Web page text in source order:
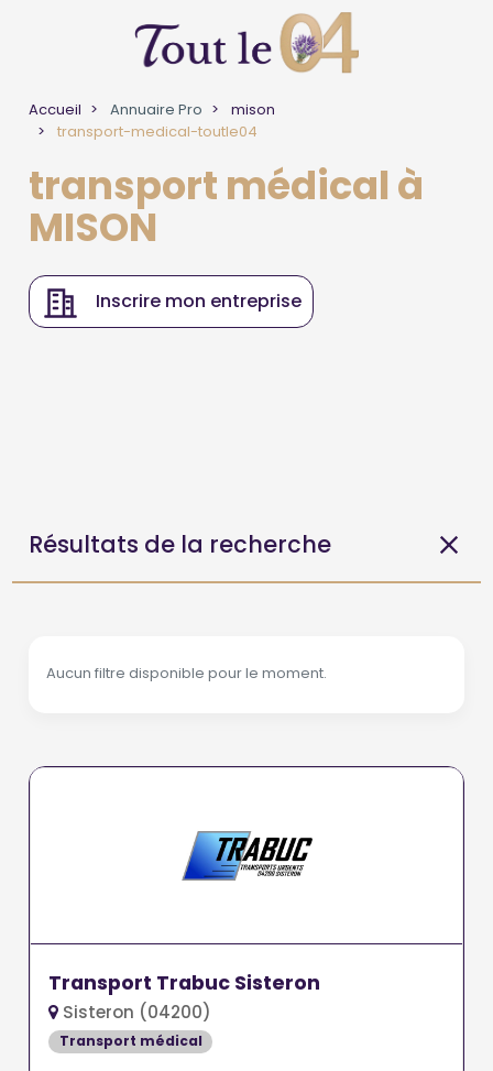
Accueil Annuaire Pro
mison
transport-medical-toutle04
transport médical à
MISON
Inscrire mon entreprise
Résultats de la recherche
Aucun filtre disponible pour le moment.
Transport Trabuc Sisteron
Sisteron (04200)
Transport médical